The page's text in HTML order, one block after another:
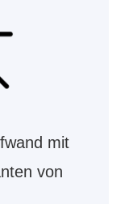
mit
von